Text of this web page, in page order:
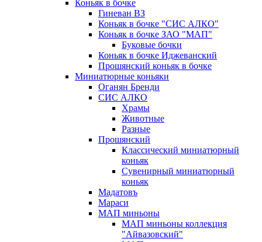
Коньяк в бочке
Гиневан ВЗ
Коньяк в бочке "СИС АЛКО"
Коньяк в бочке ЗАО "МАП"
Буковые бочки
Коньяк в бочке Иджеванский
Прошянский коньяк в бочке
Миниатюрные коньяки
Оганян Бренди
СИС АЛКО
Храмы
Животные
Разные
Прошянский
Классический миниатюрный
коньяк
Сувенирный миниатюрный
коньяк
Мадатовъ
Мараси
МАП миньоны
МАП миньоны коллекция
"Айвазовский"